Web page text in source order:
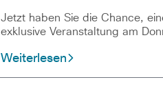
Jetzt haben Sie die Chance,
exklusive Veranstaltung am
Weiterlesen